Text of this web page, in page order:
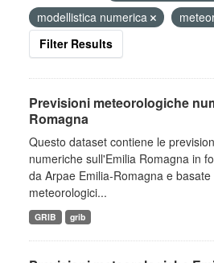
modellistica numerica
Filter Results
Previsioni meteorologiche
Romagna
Questo dataset contiene le
numeriche sull'Emilia Romagna in
da Arpae Emilia-Romagna e
meteorologici...
GRIB grib